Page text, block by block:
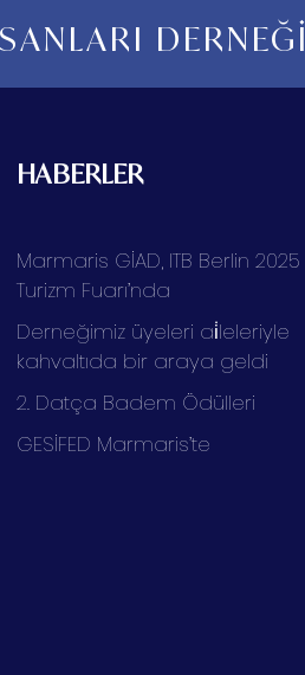
DERNEĞİ
HABERLER
Marmaris GİAD, ITB Berlin 2025
Turizm Fuarı’nda
Derneğimiz üyeleri ai̇leleriyle
kahvaltıda bir araya geldi
2. Datça Badem Ödülleri
GESİFED Marmaris’te